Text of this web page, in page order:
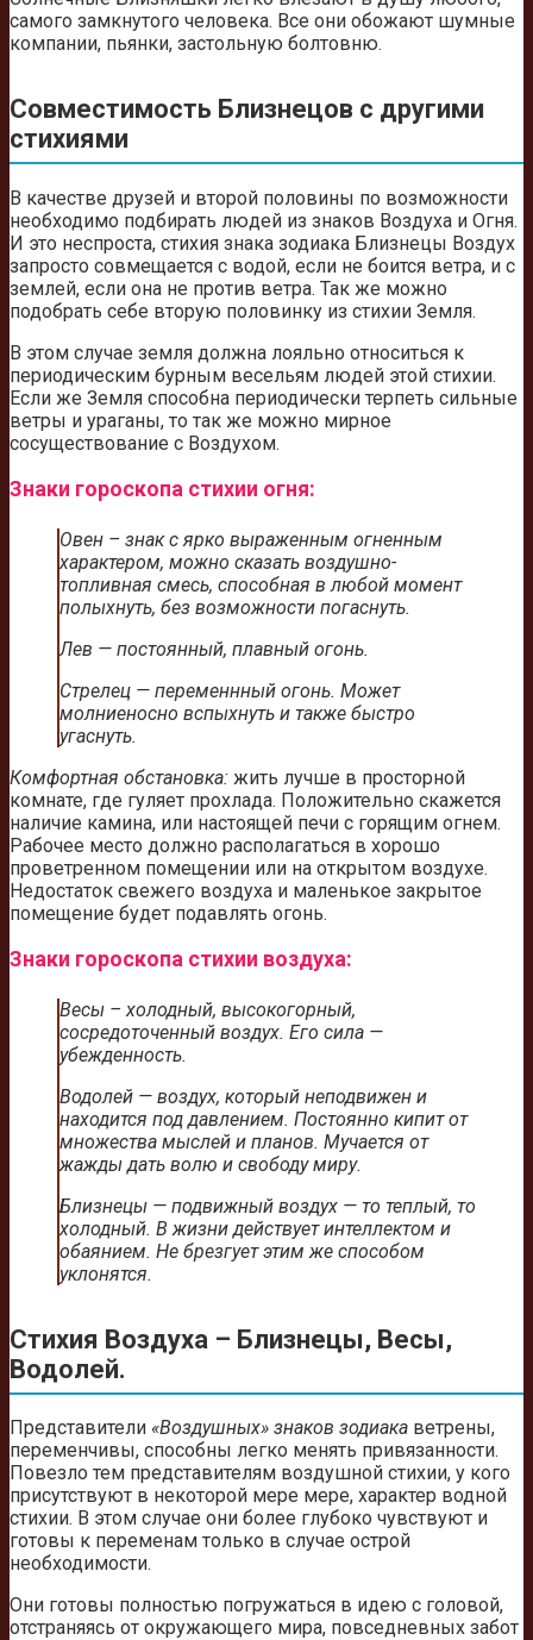
самого замкнутого человека. Все они обожают шумные
компании, пьянки, застольную болтовню.
Совместимость Близнецов с другими
стихиями
В качестве друзей и второй половины по возможности
необходимо подбирать людей из знаков Воздуха и Огня.
И это неспроста, стихия знака зодиака Близнецы Воздух
запросто совмещается с водой, если не боится ветра, и с
землей, если она не против ветра. Так же можно
подобрать себе вторую половинку из стихии Земля.
В этом случае земля должна лояльно относиться к
периодическим бурным весельям людей этой стихии.
Если же Земля способна периодически терпеть сильные
ветры и ураганы, то так же можно мирное
сосуществование с Воздухом.
Знаки гороскопа стихии огня:
Овен – знак с ярко выраженным огненным
характером, можно сказать воздушно-
топливная смесь, способная в любой момент
полыхнуть, без возможности погаснуть.
Лев — постоянный, плавный огонь.
Стрелец — переменнный огонь. Может
молниеносно вспыхнуть и также быстро
угаснуть.
Комфортная обстановка: жить лучше в просторной
комнате, где гуляет прохлада. Положительно скажется
наличие камина, или настоящей печи с горящим огнем.
Рабочее место должно располагаться в хорошо
проветренном помещении или на открытом воздухе.
Недостаток свежего воздуха и маленькое закрытое
помещение будет подавлять огонь.
Знаки гороскопа стихии воздуха:
Весы – холодный, высокогорный,
сосредоточенный воздух. Его сила —
убежденность.
Водолей — воздух, который неподвижен и
находится под давлением. Постоянно кипит от
множества мыслей и планов. Мучается от
жажды дать волю и свободу миру.
Близнецы — подвижный воздух — то теплый, то
холодный. В жизни действует интеллектом и
обаянием. Не брезгует этим же способом
уклонятся.
Стихия Воздуха – Близнецы, Весы,
Водолей.
Представители «Воздушных» знаков зодиака ветрены,
переменчивы, способны легко менять привязанности.
Повезло тем представителям воздушной стихии, у кого
присутствуют в некоторой мере мере, характер водной
стихии. В этом случае они более глубоко чувствуют и
готовы к переменам только в случае острой
необходимости.
Они готовы полностью погружаться в идею с головой,
отстраняясь от окружающего мира, повседневных забот